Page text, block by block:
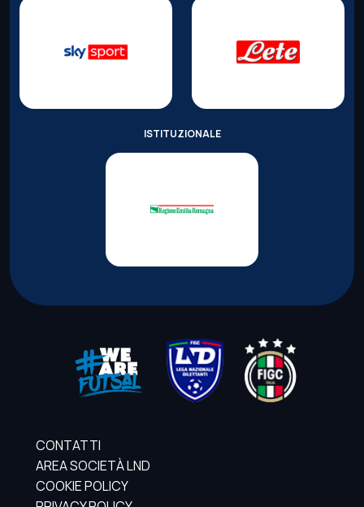
ISTITUZIONALE
CONTATTI
AREA SOCIETÀ LND
COOKIE POLICY